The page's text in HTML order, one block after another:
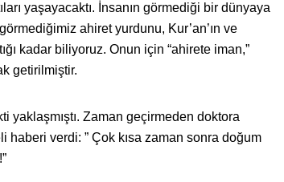
yaşayacaktı. İnsanın görmediği bir dünyaya
ahiret yurdunu, Kur’an’ın ve
kadar biliyoruz. Onun için “ahirete iman,”
getirilmiştir.
yaklaşmıştı. Zaman geçirmeden doktora
haberi verdi: ” Çok kısa zaman sonra doğum